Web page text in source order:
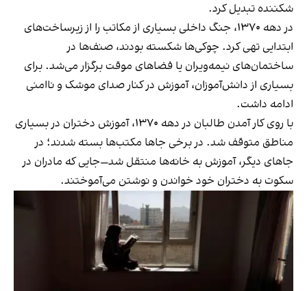
شکننده تبدیل کرد.
در دهه ۱۳۷۰، جنگ داخلی بسیاری از مکاتب را از زیرساخت‌های
ابتدایی تهی کرد. چوکی‌ها شکسته بودند، صنف‌ها در
ساختمان‌های نیمه‌ویران یا فضاهای موقت برگزار می‌شد. برای
بسیاری از دانش‌آموزان، آموزش در کنار صدای موشک و ناامنی
ادامه داشت.
با روی کار آمدن طالبان در دهه ۱۳۷۰، آموزش دختران در بسیاری
مناطق متوقف شد. در برخی جاها مکتب‌ها بسته شدند؛ در
جاهای دیگر، آموزش به خانه‌ها منتقل شد—جایی که مادران در
سکوت به دختران خود خواندن و نوشتن می‌آموختند.